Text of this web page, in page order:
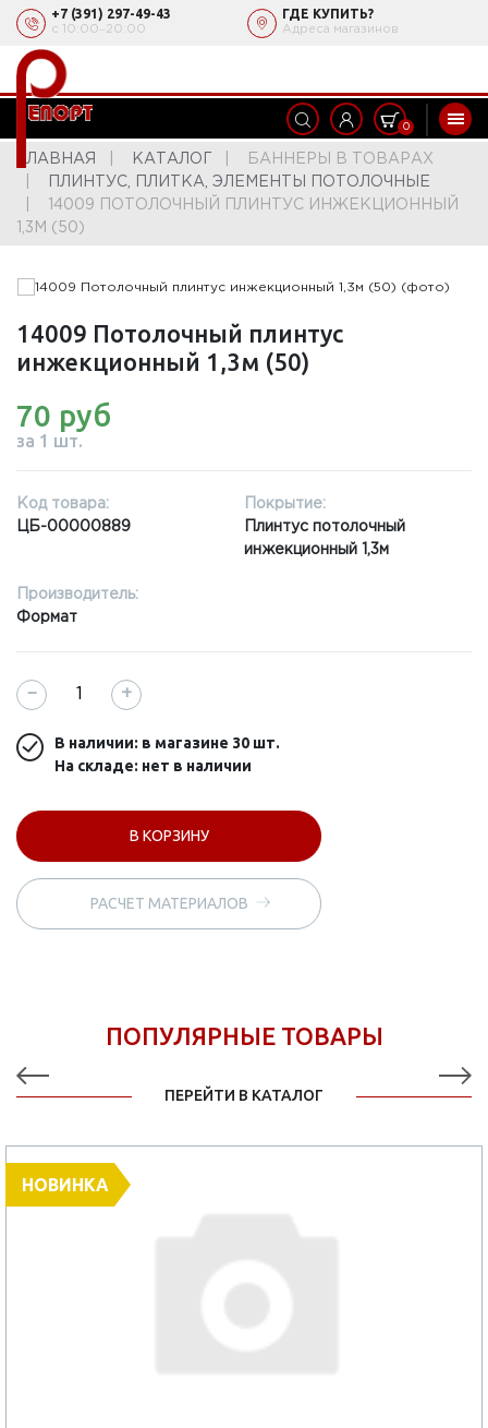
+7 (391) 297-49-43
с 10:00‒20:00
ГДЕ КУПИТЬ?
Адреса магазинов
0
ГЛАВНАЯ КАТАЛОГ
БАННЕРЫ В ТОВАРАХ
ПЛИНТУС, ПЛИТКА, ЭЛЕМЕНТЫ ПОТОЛОЧНЫЕ
14009 ПОТОЛОЧНЫЙ ПЛИНТУС ИНЖЕКЦИОННЫЙ
1,3М (50)
14009 Потолочный плинтус
инжекционный 1,3м (50)
70 руб
за 1 шт.
Код товара:
ЦБ-00000889
Покрытие:
Плинтус потолочный
инжекционный 1,3м
Производитель:
Формат
− +
В наличии: в магазине 30 шт.
На складе: нет в наличии
В КОРЗИНУ
РАСЧЕТ МАТЕРИАЛОВ
ПОПУЛЯРНЫЕ ТОВАРЫ
ПЕРЕЙТИ В КАТАЛОГ
НОВИНКА